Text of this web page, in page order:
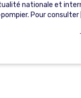
nationale et
Pour consulter